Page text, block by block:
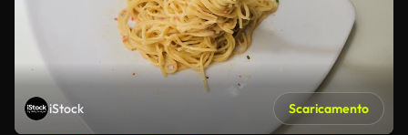
iStock Scaricamento